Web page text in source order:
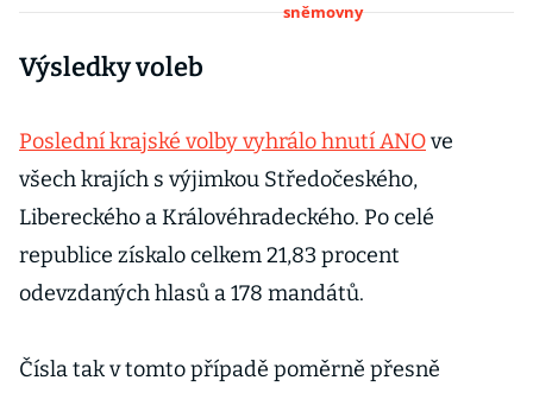
sněmovny
Výsledky voleb
Poslední krajské volby vyhrálo hnutí ANOve
všech krajích s výjimkou Středočeského,
Libereckého a Královéhradeckého. Po celé
republice získalo celkem 21,83 procent
odevzdaných hlasů a 178 mandátů.
Čísla tak v tomto případě poměrně přesně